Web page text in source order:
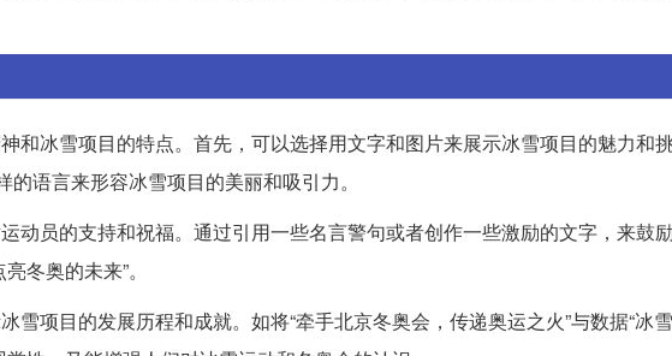
和冰雪项目的特点。首先，可以选择用文字和图片来展示冰雪项目的魅力和
语言来形容冰雪项目的美丽和吸引力。
动员的支持和祝福。通过引用一些名言警句或者创作一些激励的文字，来鼓
冬奥的未来”。
雪项目的发展历程和成就。如将“牵手北京冬奥会，传递奥运之火”与数据“冰